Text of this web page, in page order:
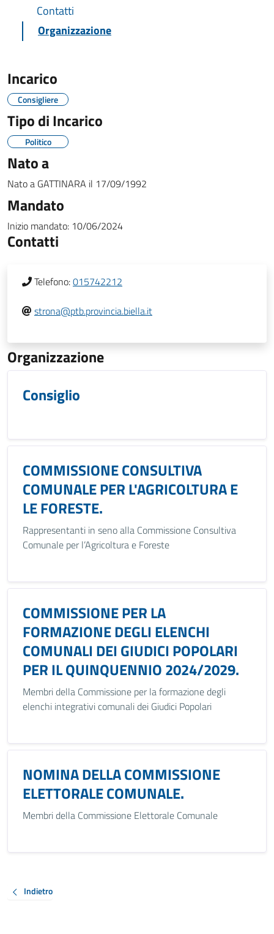
Contatti
Organizzazione
Incarico
Consigliere
Tipo di Incarico
Politico
Nato a
Nato a GATTINARA il 17/09/1992
Mandato
Inizio mandato: 10/06/2024
Contatti
Telefono:015742212
strona@ptb.provincia.biella.it
Organizzazione
Consiglio
COMMISSIONE CONSULTIVA
COMUNALE PER L'AGRICOLTURA E
LE FORESTE.
Rappresentanti in seno alla Commissione Consultiva
Comunale per l’Agricoltura e Foreste
COMMISSIONE PER LA
FORMAZIONE DEGLI ELENCHI
COMUNALI DEI GIUDICI POPOLARI
PER IL QUINQUENNIO 2024/2029.
Membri della Commissione per la formazione degli
elenchi integrativi comunali dei Giudici Popolari
NOMINA DELLA COMMISSIONE
ELETTORALE COMUNALE.
Membri della Commissione Elettorale Comunale
Indietro